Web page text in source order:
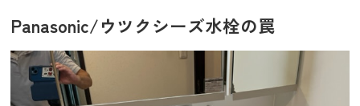
Panasonic/ウツクシーズ水栓の罠